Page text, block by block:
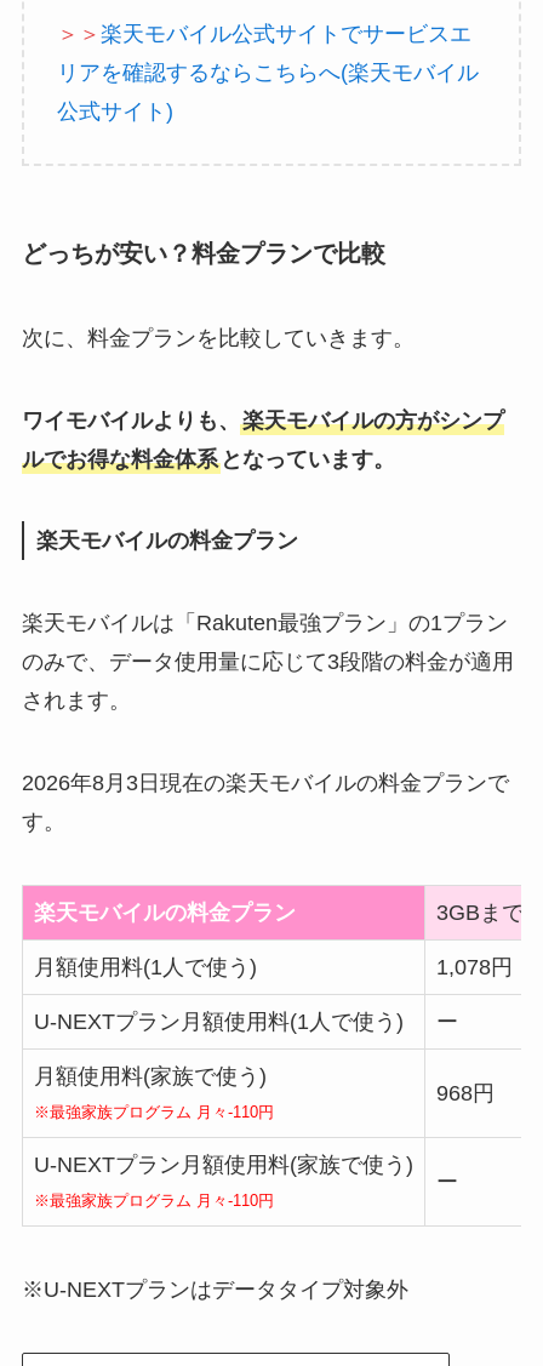
＞＞ 楽天モバイル公式サイトでサービスエ
リアを確認するならこちらへ(楽天モバイル
公式サイト)
どっちが安い？料金プランで比較
次に、料金プランを比較していきます。
ワイモバイルよりも、 楽天モバイルの方がシンプ
ルでお得な料金体系となっています。
楽天モバイルの料金プラン
楽天モバイルは「Rakuten最強プラン」の1プラン
のみで、データ使用量に応じて3段階の料金が適用
されます。
2026年8月3日現在の楽天モバイルの料金プランで
す。
楽天モバイルの料金プラン 3GBまで
月額使用料(1人で使う) 1,078円
U-NEXTプラン月額使用料(1人で使う) ー
月額使用料(家族で使う)
※最強家族プログラム 月々-110円
968円
U-NEXTプラン月額使用料(家族で使う)
※最強家族プログラム 月々-110円
ー
※U-NEXTプランはデータタイプ対象外